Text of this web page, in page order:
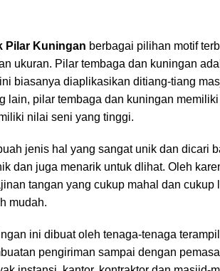
Pilar Kuningan berbagai pilihan motif
ukuran. Pilar tembaga dan kuningan
biasanya diaplikasikan ditiang-tiang
lain, pilar tembaga dan kuningan
nilai seni yang tinggi.
jenis hal yang sangat unik dan dicari
dan juga menarik untuk dlihat. Oleh
tangan yang cukup mahal dan
mudah.
ini dibuat oleh tenaga-tenaga
pengiriman sampai dengan